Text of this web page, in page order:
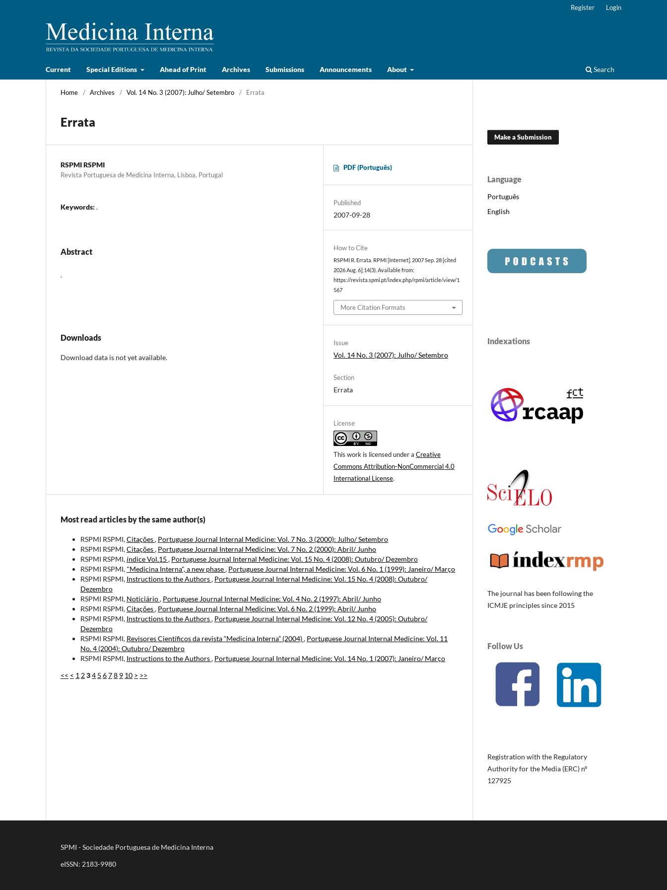
Current Special Editions Ahead of Print Archives Submissions Announcements About Search
Register Login
Home / Archives / Vol. 14 No. 3 (2007): Julho/ Setembro / Errata
Errata
RSPMI RSPMI
Revista Portuguesa de Medicina Interna, Lisboa, Portugal
Keywords: .
Abstract
.
Downloads
Download data is not yet available.
PDF (Português)
Published
2007-09-28
How to Cite
RSPMI R. Errata. RPMI [Internet]. 2007 Sep. 28 [cited
2026 Aug. 6];14(3). Available from:
https://revista.spmi.pt/index.php/rpmi/article/view/1
567
More Citation Formats
Issue
Vol. 14 No. 3 (2007): Julho/ Setembro
Section
Errata
License
This work is licensed under aCreative
Commons Attribution-NonCommercial 4.0
International License.
Most read articles by the same author(s)
RSPMI RSPMI,Citações, Portuguese Journal Internal Medicine: Vol. 7 No. 3 (2000): Julho/ Setembro
RSPMI RSPMI,Citações, Portuguese Journal Internal Medicine: Vol. 7 No. 2 (2000): Abril/ Junho
RSPMI RSPMI, índice Vol.15 , Portuguese Journal Internal Medicine: Vol. 15 No. 4 (2008): Outubro/ Dezembro
RSPMI RSPMI, "Medicina Interna", a new phase, Portuguese Journal Internal Medicine: Vol. 6 No. 1 (1999): Janeiro/ Março
RSPMI RSPMI, Instructions to the Authors, Portuguese Journal Internal Medicine: Vol. 15 No. 4 (2008): Outubro/
Dezembro
RSPMI RSPMI, Noticiário, Portuguese Journal Internal Medicine: Vol. 4 No. 2 (1997): Abril/ Junho
RSPMI RSPMI,Citações, Portuguese Journal Internal Medicine: Vol. 6 No. 2 (1999): Abril/ Junho
RSPMI RSPMI, Instructions to the Authors, Portuguese Journal Internal Medicine: Vol. 12 No. 4 (2005): Outubro/
Dezembro
RSPMI RSPMI, Revisores Científicos da revista “Medicina Interna” (2004), Portuguese Journal Internal Medicine: Vol. 11
No. 4 (2004): Outubro/ Dezembro
RSPMI RSPMI, Instructions to the Authors, Portuguese Journal Internal Medicine: Vol. 14 No. 1 (2007): Janeiro/ Março
<< < 1 234 5 678 9 10 > >>
Make a Submission
Language
Português
English
Indexations
The journal has been following the
ICMJE principles since 2015
Follow Us
Registration with the Regulatory
Authority for the Media (ERC) nº
127925
SPMI - Sociedade Portuguesa de Medicina Interna
eISSN: 2183-9980